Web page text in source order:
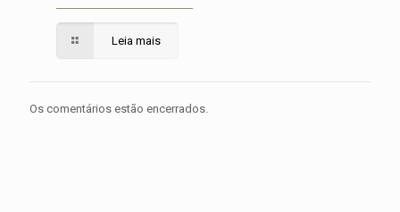
Leia mais
Os comentários estão encerrados.